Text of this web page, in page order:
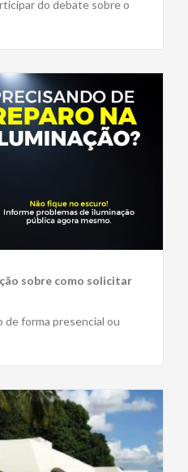
do debate sobre o
sobre como solicitar
forma presencial ou